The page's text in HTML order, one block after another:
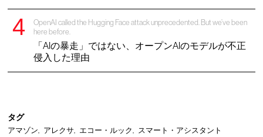
OpenAI called the Hugging Face attack unprecedented. But we’ve been
here before.
「AIの暴走」ではない、オープンAIのモデルが不正
侵入した理由
タグ
アマゾン アレクサ エコー・ルック スマート・アシスタント